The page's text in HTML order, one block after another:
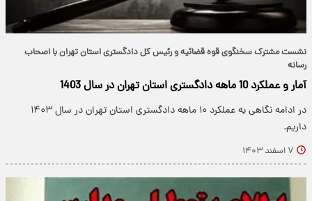
نشست مشترک سخنگوی قوه قضائیه و رئیس کل دادگستری استان تهران با اصحاب
رسانه
آمار و عملکرد 10 ماهه دادگستری استان تهران در سال 1403
در ادامه نگاهی به عملکرد ۱۰ ماهه دادگستری استان تهران در سال ۱۴۰۳
داریم.
۷ اسفند ۱۴۰۳